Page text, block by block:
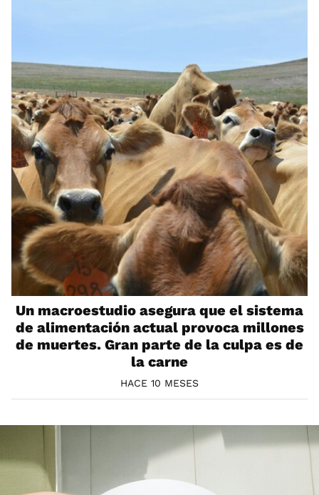
Un macroestudio asegura que el sistema
de alimentación actual provoca millones
de muertes. Gran parte de la culpa es de
la carne
HACE 10 MESES